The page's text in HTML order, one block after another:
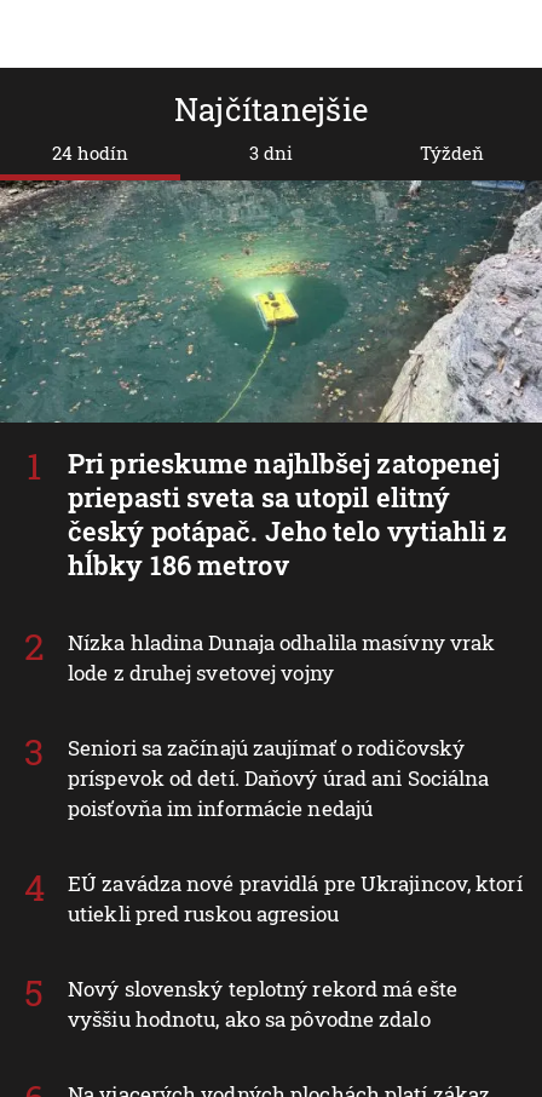
Najčítanejšie
24 hodín
Pri prieskume najhlbšej zatopenej
priepasti sveta sa utopil elitný
český potápač. Jeho telo vytiahli z
hĺbky 186 metrov
Nízka hladina Dunaja odhalila masívny vrak
lode z druhej svetovej vojny
Seniori sa začínajú zaujímať o rodičovský
príspevok od detí. Daňový úrad ani Sociálna
poisťovňa im informácie nedajú
EÚ zavádza nové pravidlá pre Ukrajincov, ktorí
utiekli pred ruskou agresiou
Nový slovenský teplotný rekord má ešte
vyššiu hodnotu, ako sa pôvodne zdalo
3 dni Týždeň